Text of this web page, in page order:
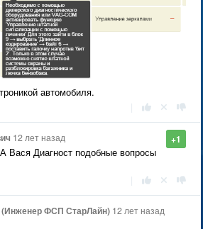
автомобиля.
+1
12 лет назад
Вася Диагност подобные вопросы
ФСП СтарЛайн) 12 лет назад